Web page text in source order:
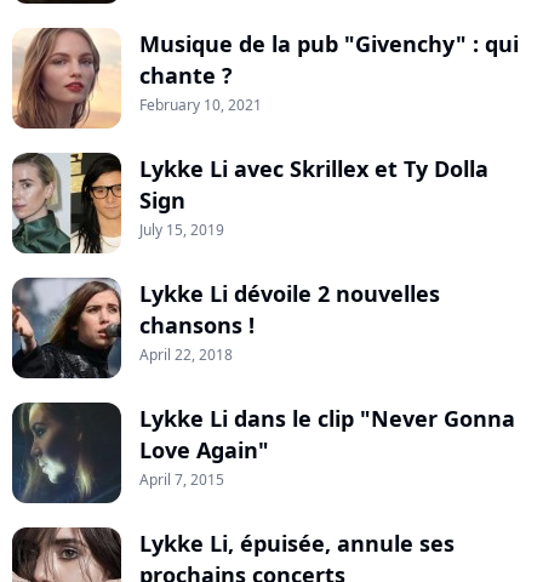
Musique de la pub "Givenchy" : qui
chante ?
February 10, 2021
Lykke Li avec Skrillex et Ty Dolla
Sign
July 15, 2019
Lykke Li dévoile 2 nouvelles
chansons !
April 22, 2018
Lykke Li dans le clip "Never Gonna
Love Again"
April 7, 2015
Lykke Li, épuisée, annule ses
prochains concerts